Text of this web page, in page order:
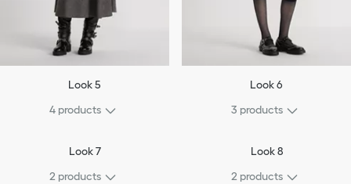
Look 5
4 products
Look 6
3 products
Look 7
2 products
Look 8
2 products